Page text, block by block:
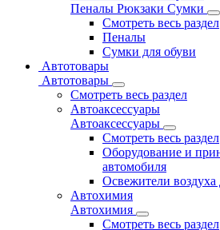
Пеналы Рюкзаки Сумки
Смотреть весь раздел
Пеналы
Сумки для обуви
Автотовары
Автотовары
Смотреть весь раздел
Автоаксессуары
Автоаксессуары
Смотреть весь раздел
Оборудование и
автомобиля
Освежители воздуха
Автохимия
Автохимия
Смотреть весь раздел